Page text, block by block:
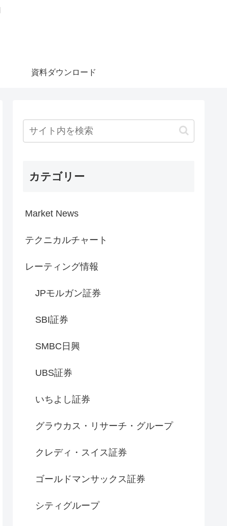
資料ダウンロード
カテゴリー
Market News
テクニカルチャート
レーティング情報
JPモルガン証券
SBI証券
SMBC日興
UBS証券
いちよし証券
グラウカス・リサーチ・グループ
クレディ・スイス証券
ゴールドマンサックス証券
シティグループ